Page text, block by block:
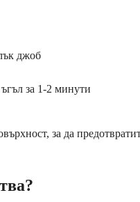
джоб
за 1-2 минути
за да